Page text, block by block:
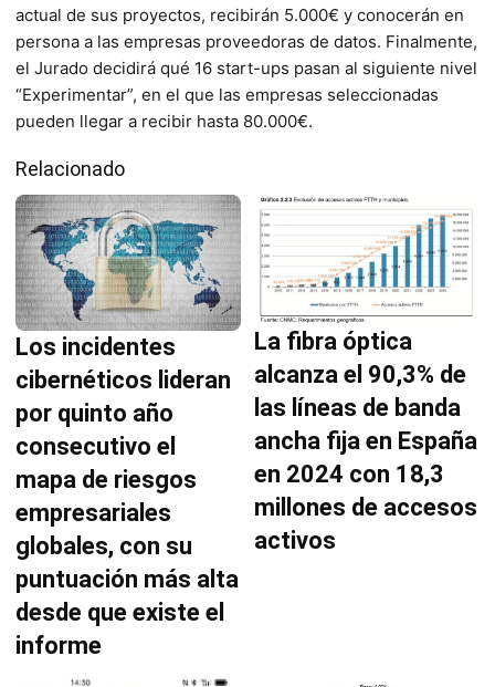
actual de sus proyectos, recibirán 5.000€ y conocerán en
persona a las empresas proveedoras de datos. Finalmente,
el Jurado decidirá qué 16 start-ups pasan al siguiente nivel
“Experimentar”, en el que las empresas seleccionadas
pueden llegar a recibir hasta 80.000€.
Relacionado
Los incidentes
cibernéticos lideran
por quinto año
consecutivo el
mapa de riesgos
empresariales
globales, con su
puntuación más alta
desde que existe el
informe
La fibra óptica
alcanza el 90,3% de
las líneas de banda
ancha fija en España
en 2024 con 18,3
millones de accesos
activos